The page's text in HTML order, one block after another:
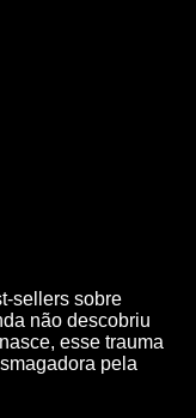
sellers sobre
não descobriu
esse trauma
pela